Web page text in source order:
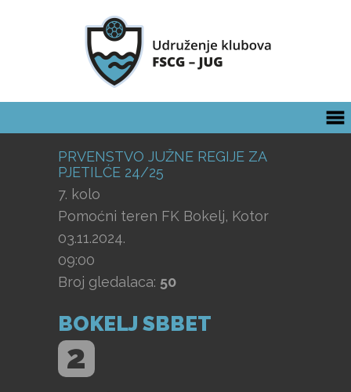
PRVENSTVO JUŽNE REGIJE ZA
PJETILĆE 24/25
7. kolo
Pomoćni teren FK Bokelj, Kotor
03.11.2024.
09:00
Broj gledalaca: 50
BOKELJ SBBET
2